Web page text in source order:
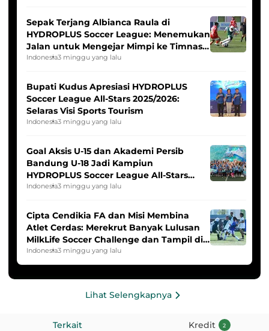
Sepak Terjang Albianca Raula di
HYDROPLUS Soccer League: Menemukan
Jalan untuk Mengejar Mimpi ke Timnas
Indonesia Putri
Indonesia3 minggu yang lalu
Bupati Kudus Apresiasi HYDROPLUS
Soccer League All-Stars 2025/2026:
Selaras Visi Sports Tourism
Indonesia3 minggu yang lalu
Goal Aksis U-15 dan Akademi Persib
Bandung U-18 Jadi Kampiun
HYDROPLUS Soccer League All-Stars
2025/2026
Indonesia3 minggu yang lalu
Cipta Cendikia FA dan Misi Membina
Atlet Cerdas: Merekrut Banyak Lulusan
MilkLife Soccer Challenge dan Tampil di
HYDROPLUS Soccer League
Indonesia3 minggu yang lalu
Lihat Selengkapnya
Terkait Kredit 2